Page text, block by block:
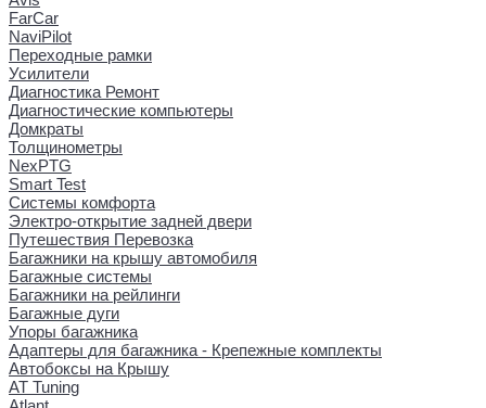
FarCar
NaviPilot
Переходные рамки
Усилители
Диагностика Ремонт
Диагностические компьютеры
Домкраты
Толщинометры
NexPTG
Smart Test
Системы комфорта
Электро-открытие задней двери
Путешествия Перевозка
Багажники на крышу автомобиля
Багажные системы
Багажники на рейлинги
Багажные дуги
Упоры багажника
Адаптеры для багажника - Крепежные комплекты
Автобоксы на Крышу
AT Tuning